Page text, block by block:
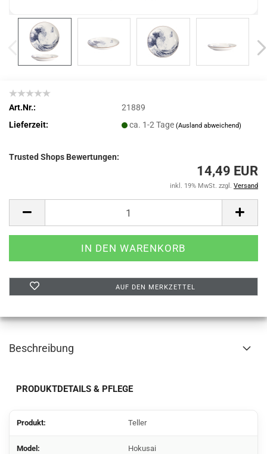
Art.Nr.:
21889
Lieferzeit:
ca. 1-2 Tage(Ausland abweichend)
Trusted Shops Bewertungen:
14,49 EUR
inkl. 19% MwSt. zzgl. Versand
AUF DEN MERKZETTEL
Beschreibung
PRODUKTDETAILS & PFLEGE
Produkt: Teller
Model: Hokusai